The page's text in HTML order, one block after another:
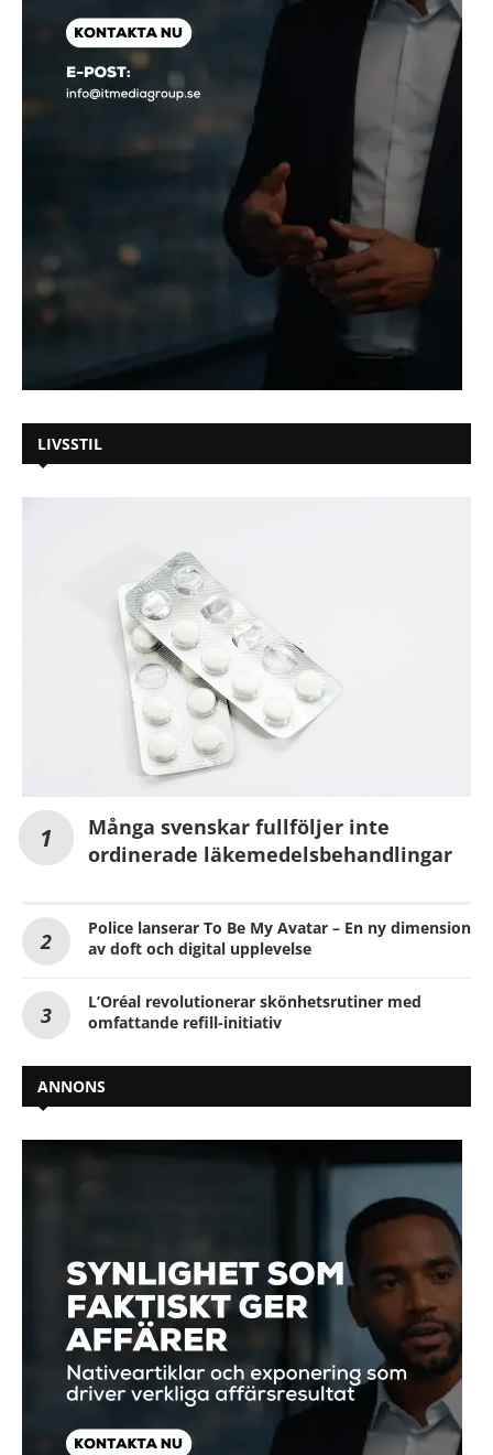
LIVSSTIL
Många svenskar fullföljer inte
ordinerade läkemedelsbehandlingar
Police lanserar To Be My Avatar – En ny dimension
av doft och digital upplevelse
L’Oréal revolutionerar skönhetsrutiner med
omfattande refill-initiativ
ANNONS